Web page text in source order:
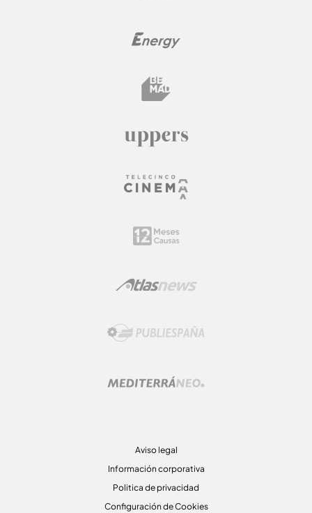
Aviso legal
Información corporativa
Politica de privacidad
Configuración de Cookies